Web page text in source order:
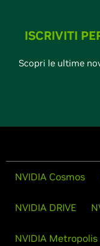
ISCRIVITI
Scopri le ultime
NVIDIA Cosmos
NVIDIA DRIVE
NVIDIA Metropolis